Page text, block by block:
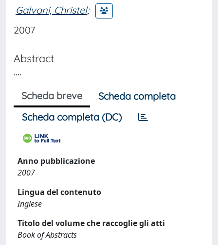
Galvani, Christel;
2007
Abstract
....
Scheda breve
Scheda completa
Scheda completa (DC)
Anno pubblicazione
2007
Lingua del contenuto
Inglese
Titolo del volume che raccoglie gli atti
Book of Abstracts